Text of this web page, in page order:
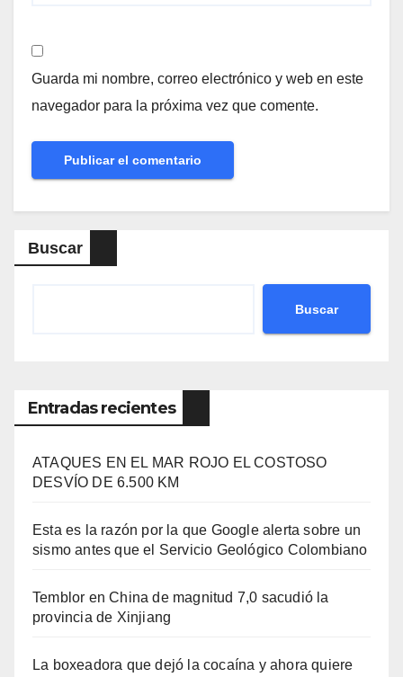
Guarda mi nombre, correo electrónico y web en este
navegador para la próxima vez que comente.
Buscar
Buscar
Entradas recientes
ATAQUES EN EL MAR ROJO EL COSTOSO
DESVÍO DE 6.500 KM
Esta es la razón por la que Google alerta sobre un
sismo antes que el Servicio Geológico Colombiano
Temblor en China de magnitud 7,0 sacudió la
provincia de Xinjiang
La boxeadora que dejó la cocaína y ahora quiere